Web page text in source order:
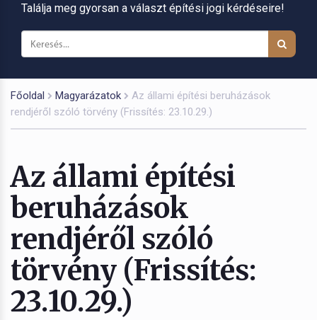
Találja meg gyorsan a választ építési jogi kérdéseire!
Főoldal Magyarázatok
Az állami építési beruházások
rendjéről szóló törvény (Frissítés: 23.10.29.)
Az állami építési
beruházások
rendjéről szóló
törvény (Frissítés:
23.10.29.)